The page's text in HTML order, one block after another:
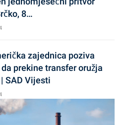
8…
zajednica poziva
prekine transfer oružja
SAD Vijesti